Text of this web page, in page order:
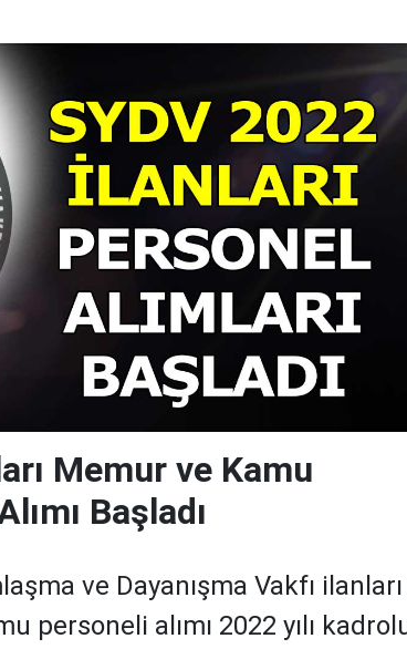
Memur ve Kamu
Başladı
ve Dayanışma Vakfı
personeli alımı 2022 yılı